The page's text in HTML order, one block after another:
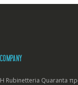
COMPANY
Η Rubinetteria Quaranta